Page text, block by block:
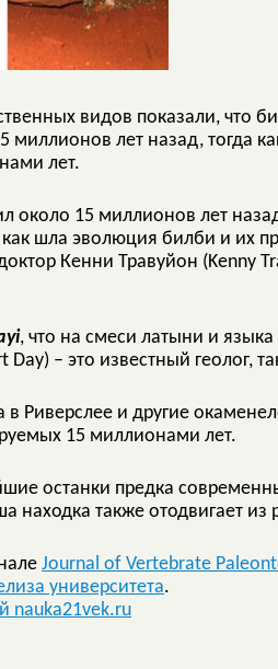
видов показали, что
миллионов лет назад, тогда
лет.
около 15 миллионов лет
как шла эволюция билби и их
Кенни Травуйон (Kenny
, что на смеси латыни и
– это известный геолог,
в Риверслее и другие
15 миллионами лет.
останки предка
находка также отодвигает
Journal of Vertebrate
университета.
nauka21vek.ru